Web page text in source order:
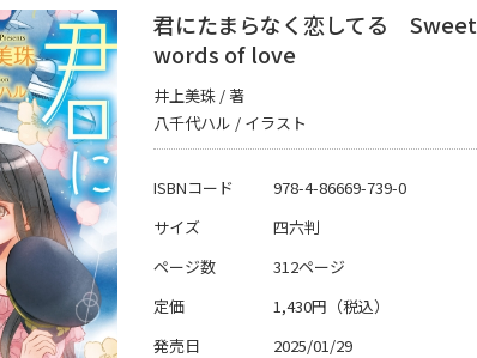
君にたまらなく恋してる Sweet
words of love
井上美珠 / 著
八千代ハル / イラスト
ISBNコード
978-4-86669-739-0
サイズ
四六判
ページ数
312ページ
定価
1,430円（税込）
発売日
2025/01/29